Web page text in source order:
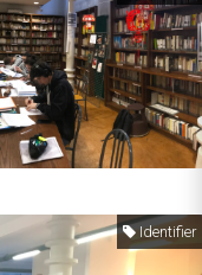
Identifier